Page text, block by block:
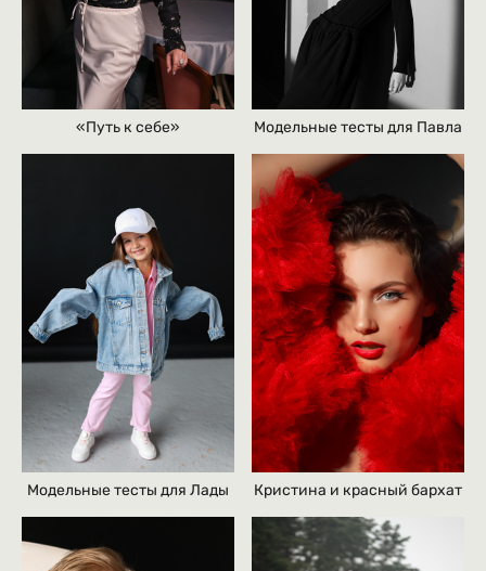
«Путь к себе» Модельные тесты для Павла
Модельные тесты для Лады Кристина и красный бархат